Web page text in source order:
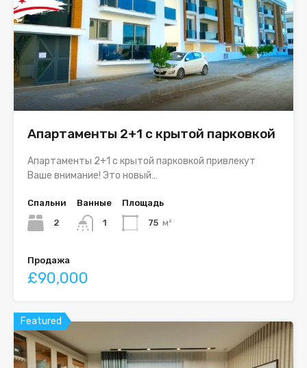
Апартаменты 2+1 с крытой парковкой
Апартаменты 2+1 с крытой парковкой привлекут
Ваше внимание! Это новый…
Спальни
2
Ванные
1
Площадь
75 м²
Продажа
£90,000
Featured